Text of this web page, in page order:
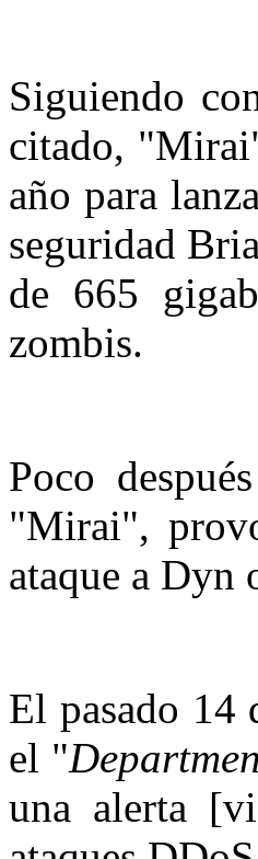
Siguiendo
citado,
año para
seguridad
de 665
zombis.
Poco
"Mirai",
ataque a Dyn
El pasado 14
el "
una alerta